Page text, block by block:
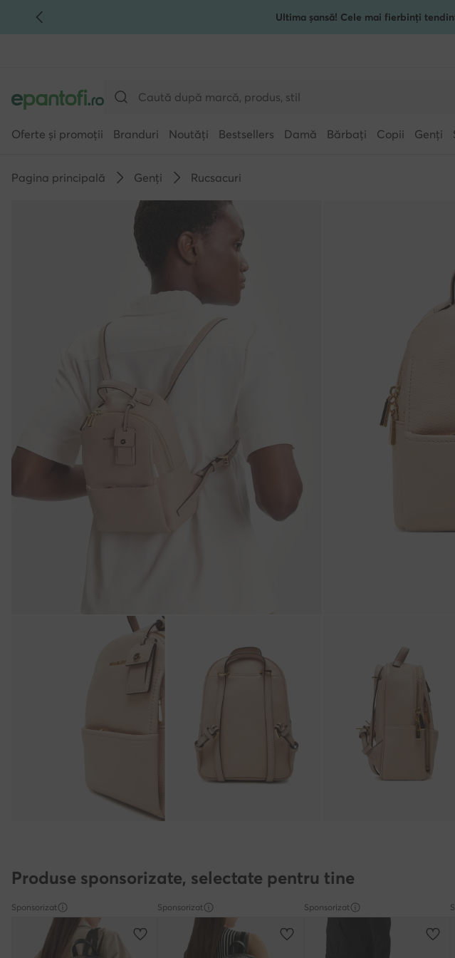
TRECI LA CONȚINUTUL PRINCIPAL Ultima șansă! Cele mai fierbinți
Oferte și promoții Branduri Noutăți Bestsellers Damă Bărbați Copii Genți
Pagina principală Genți Rucsacuri
Produse sponsorizate, selectate pentru tine
Sponsorizat Sponsorizat Sponsorizat